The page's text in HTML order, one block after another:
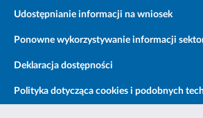
Udostępnianie informacji na wniosek
Ponowne wykorzystywanie informacji
Deklaracja dostępności
Polityka dotycząca cookies i podobnych